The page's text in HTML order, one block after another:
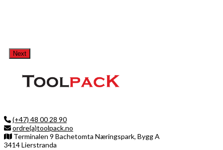
Next
(+47) 48 00 28 90
ordre(a)toolpack.no
Terminalen 9 Bachetomta Næringspark, Bygg A
3414 Lierstranda